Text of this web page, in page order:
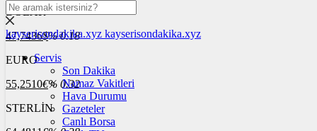
DOLAR
47,7436$% 0.18
EURO
55,2510€% 0.32
STERLİN
kayserisondakika.xyz kayserisondakika.xyz
Servis
Son Dakika
Namaz Vakitleri
Hava Durumu
Gazeteler
Canlı Borsa